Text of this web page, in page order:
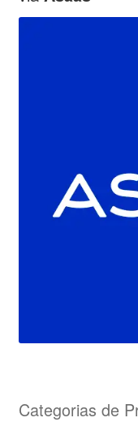
Categorias de